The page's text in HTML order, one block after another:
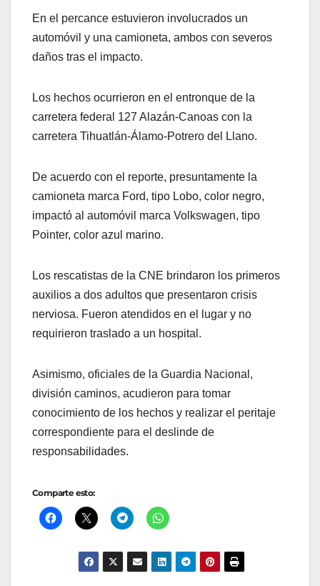
En el percance estuvieron involucrados un
automóvil y una camioneta, ambos con severos
daños tras el impacto.
Los hechos ocurrieron en el entronque de la
carretera federal 127 Alazán-Canoas con la
carretera Tihuatlán-Álamo-Potrero del Llano.
De acuerdo con el reporte, presuntamente la
camioneta marca Ford, tipo Lobo, color negro,
impactó al automóvil marca Volkswagen, tipo
Pointer, color azul marino.
Los rescatistas de la CNE brindaron los primeros
auxilios a dos adultos que presentaron crisis
nerviosa. Fueron atendidos en el lugar y no
requirieron traslado a un hospital.
Asimismo, oficiales de la Guardia Nacional,
división caminos, acudieron para tomar
conocimiento de los hechos y realizar el peritaje
correspondiente para el deslinde de
responsabilidades.
Comparte esto: